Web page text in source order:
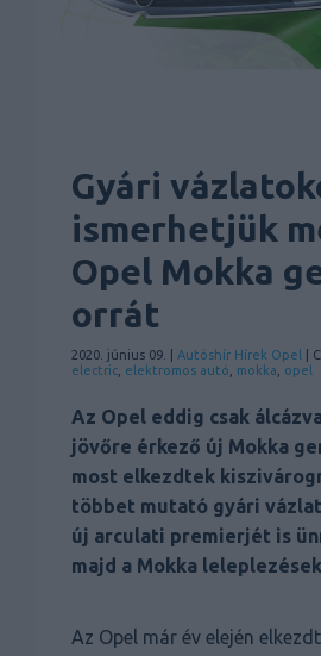
Gyári
ismerhetjük
Opel Mokka
orrát
2020. június 09. | Autóshír Hírek Opel |
electric elektromos autó mokka opel
Az Opel eddig csak
jövőre érkező új Mokka
most elkezdtek
többet mutató gyári
új arculati premierjét is
majd a Mokka
Az Opel már év elején